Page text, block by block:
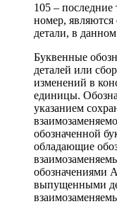
105 –
номер, являются
детали, в
Буквенные
деталей или
изменений в
единицы.
указанием
обозначенной
обладающие
обозначениями
выпущенными